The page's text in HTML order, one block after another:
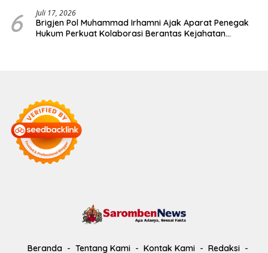
6 Juli 17, 2026
Brigjen Pol Muhammad Irhamni Ajak Aparat Penegak
Hukum Perkuat Kolaborasi Berantas Kejahatan
Beranda Tentang Kami Kontak Kami Redaksi